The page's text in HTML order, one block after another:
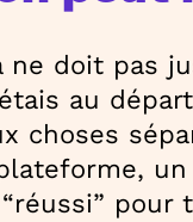
ne doit pas
au
choses
“réussi”